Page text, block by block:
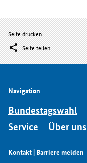
Seite drucken
Seite teilen
Navigation
Bundestagswahl
Service
Über uns
Kontakt | Barriere melden